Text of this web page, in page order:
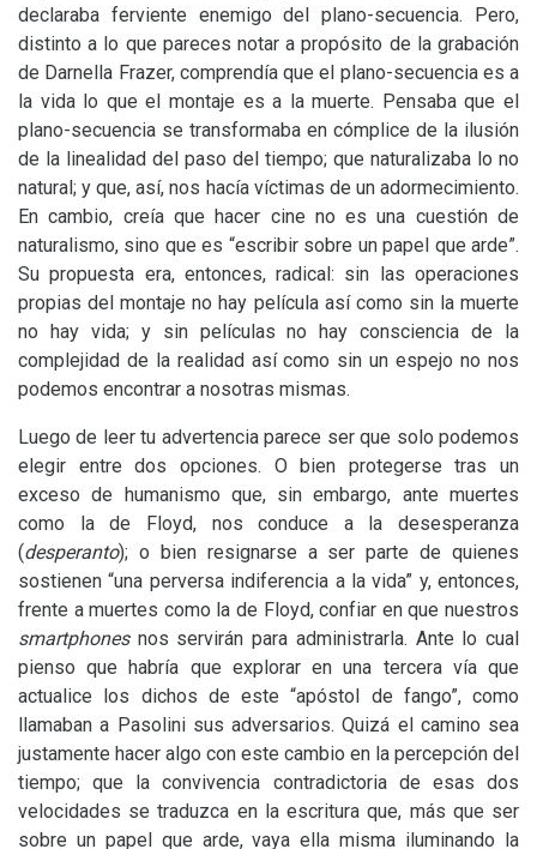
declaraba ferviente enemigo del plano-secuencia. Pero,
distinto a lo que pareces notar a propósito de la grabación
de Darnella Frazer, comprendía que el plano-secuencia es a
la vida lo que el montaje es a la muerte. Pensaba que el
plano-secuencia se transformaba en cómplice de la ilusión
de la linealidad del paso del tiempo; que naturalizaba lo no
natural; y que, así, nos hacía víctimas de un adormecimiento.
En cambio, creía que hacer cine no es una cuestión de
naturalismo, sino que es “escribir sobre un papel que arde”.
Su propuesta era, entonces, radical: sin las operaciones
propias del montaje no hay película así como sin la muerte
no hay vida; y sin películas no hay consciencia de la
complejidad de la realidad así como sin un espejo no nos
podemos encontrar a nosotras mismas.
Luego de leer tu advertencia parece ser que solo podemos
elegir entre dos opciones. O bien protegerse tras un
exceso de humanismo que, sin embargo, ante muertes
como la de Floyd, nos conduce a la desesperanza
(desperanto); o bien resignarse a ser parte de quienes
sostienen “una perversa indiferencia a la vida” y, entonces,
frente a muertes como la de Floyd, confiar en que nuestros
smartphonesnos servirán para administrarla. Ante lo cual
pienso que habría que explorar en una tercera vía que
actualice los dichos de este “apóstol de fango”, como
llamaban a Pasolini sus adversarios. Quizá el camino sea
justamente hacer algo con este cambio en la percepción del
tiempo; que la convivencia contradictoria de esas dos
velocidades se traduzca en la escritura que, más que ser
sobre un papel que arde, vaya ella misma iluminando la